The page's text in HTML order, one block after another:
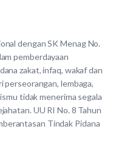
dengan SK Menag No.
pemberdayaan
zakat, infaq, wakaf dan
perseorangan, lembaga,
tidak menerima segala
UU RI No. 8 Tahun
Tindak Pidana